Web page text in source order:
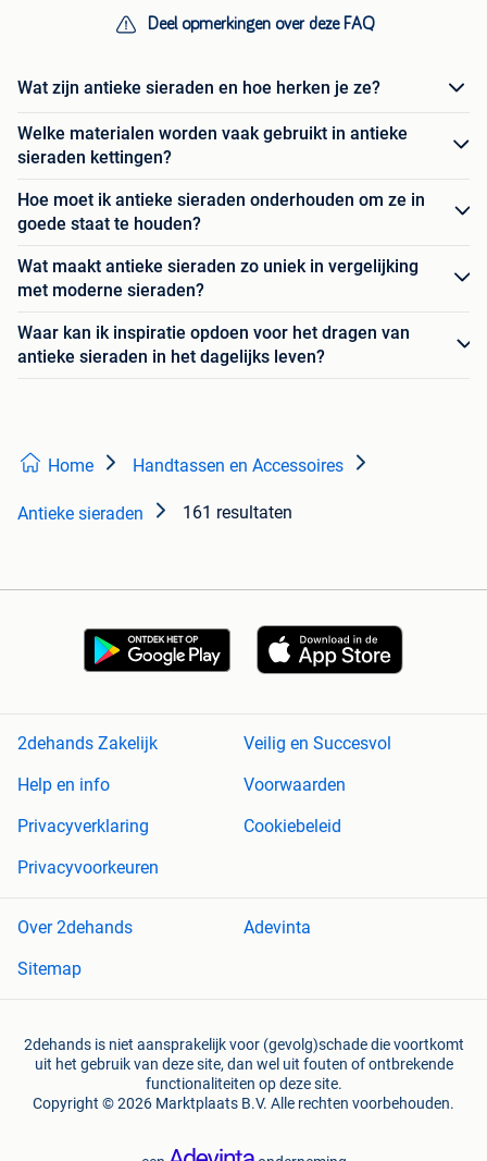
Deel opmerkingen over deze FAQ
Wat zijn antieke sieraden en hoe herken je ze?
Welke materialen worden vaak gebruikt in antieke
sieraden kettingen?
Hoe moet ik antieke sieraden onderhouden om ze in
goede staat te houden?
Wat maakt antieke sieraden zo uniek in vergelijking
met moderne sieraden?
Waar kan ik inspiratie opdoen voor het dragen van
antieke sieraden in het dagelijks leven?
Home Handtassen en Accessoires
Antieke sieraden 161 resultaten
2dehands Zakelijk
Veilig en Succesvol
Help en info
Voorwaarden
Privacyverklaring
Cookiebeleid
Privacyvoorkeuren
Over 2dehands
Adevinta
Sitemap
2dehands is niet aansprakelijk voor (gevolg)schade die voortkomt
uit het gebruik van deze site, dan wel uit fouten of ontbrekende
functionaliteiten op deze site.
Copyright © 2026 Marktplaats B.V. Alle rechten voorbehouden.